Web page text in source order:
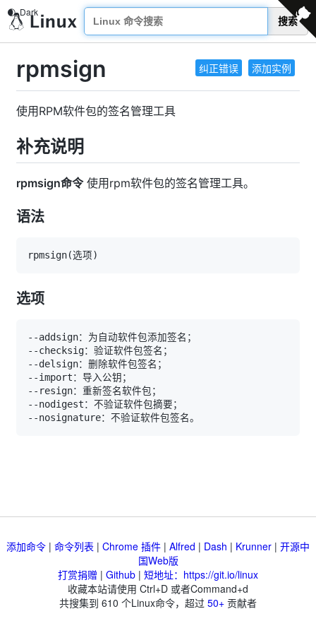
搜索
纠正错误 添加实例
rpmsign
使用RPM软件包的签名管理工具
补充说明
rpmsign命令使用rpm软件包的签名管理工具。
语法
rpmsign(选项)
选项
添加命令 | 命令列表 | Chrome 插件 | Alfred | Dash | Krunner | 开源中
国Web版
打赏捐赠 | Github | 短地址：https://git.io/linux
收藏本站请使用 Ctrl+D 或者Command+d
共搜集到 610 个Linux命令，超过 50+ 贡献者